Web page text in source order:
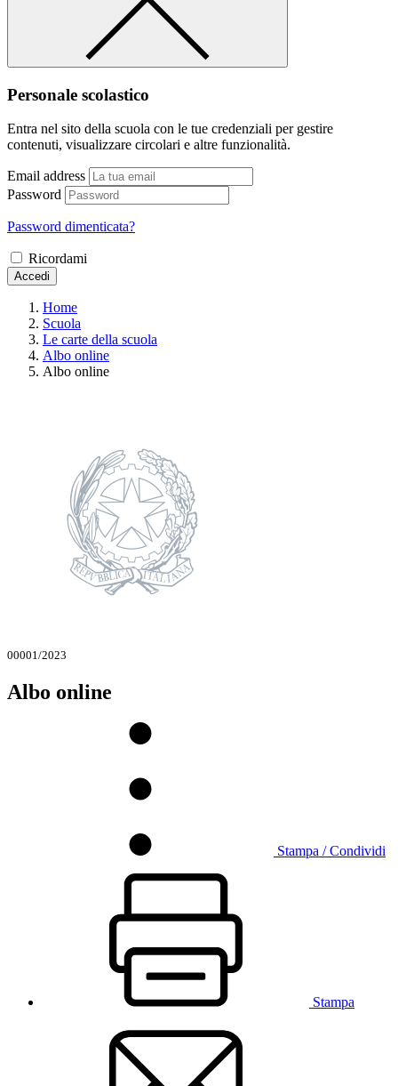
Personale scolastico
Entra nel sito della scuola con le tue credenziali per gestire
contenuti, visualizzare circolari e altre funzionalità.
Email address
Password
Password dimenticata?
Ricordami
Accedi
Home
Scuola
Le carte della scuola
Albo online
Albo online
00001/2023
Albo online
Stampa / Condividi
Stampa